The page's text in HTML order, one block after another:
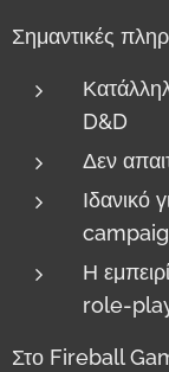
Σημαντικές
D&D
Δεν
Η
role-
Στο Fireball